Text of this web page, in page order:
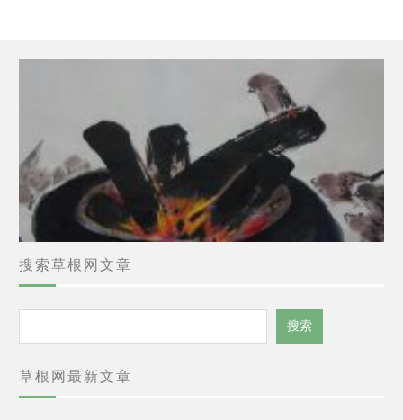
搜索草根网文章
索
搜索
草根网最新文章